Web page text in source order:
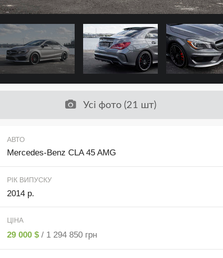
Усі фото (21 шт)
АВТО
Mercedes-Benz CLA 45 AMG
РІК ВИПУСКУ
2014 р.
ЦІНА
29 000 $ / 1 294 850 грн